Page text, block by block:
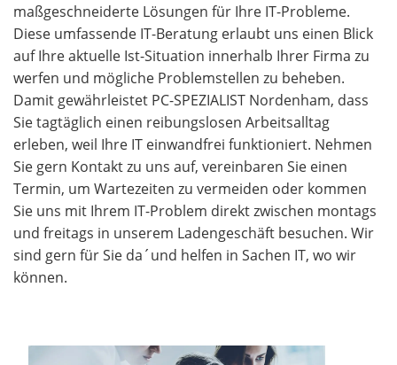
maßgeschneiderte Lösungen für Ihre IT-Probleme.
Diese umfassende IT-Beratung erlaubt uns einen Blick
auf Ihre aktuelle Ist-Situation innerhalb Ihrer Firma zu
werfen und mögliche Problemstellen zu beheben.
Damit gewährleistet PC-SPEZIALIST Nordenham, dass
Sie tagtäglich einen reibungslosen Arbeitsalltag
erleben, weil Ihre IT einwandfrei funktioniert. Nehmen
Sie gern Kontakt zu uns auf, vereinbaren Sie einen
Termin, um Wartezeiten zu vermeiden oder kommen
Sie uns mit Ihrem IT-Problem direkt zwischen montags
und freitags in unserem Ladengeschäft besuchen. Wir
sind gern für Sie da´und helfen in Sachen IT, wo wir
können.